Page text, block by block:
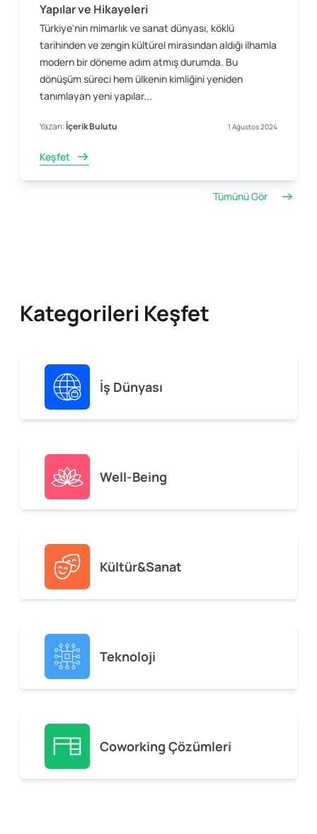
Yapılar ve Hikayeleri
Türkiye'nin mimarlık ve sanat dünyası, köklü
tarihinden ve zengin kültürel mirasından aldığı ilhamla
modern bir döneme adım atmış durumda. Bu
dönüşüm süreci hem ülkenin kimliğini yeniden
tanımlayan yeni yapılar...
Yazan:İçerik Bulutu 1 Ağustos 2024
Keşfet
Tümünü Gör
Kategorileri Keşfet
İş Dünyası
Well-Being
Kültür&Sanat
Teknoloji
Coworking Çözümleri